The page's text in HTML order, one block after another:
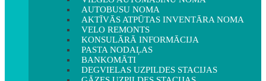
AUTOBUSU NOMA
AKTĪVĀS ATPŪTAS INVENTĀRA NOMA
VELO REMONTS
KONSULĀRĀ INFORMĀCIJA
PASTA NODAĻAS
BANKOMĀTI
DEGVIELAS UZPILDES STACIJAS